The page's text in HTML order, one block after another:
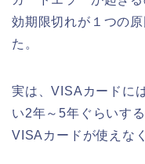
効期限切れが１つの
た。
実は、VISAカードに
い2年～5年ぐらいす
VISAカードが使えな